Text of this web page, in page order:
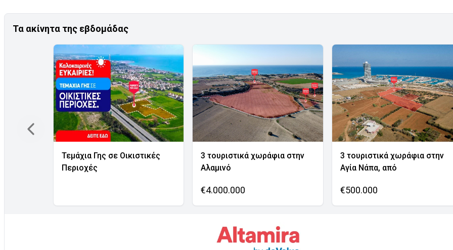
Τα ακίνητα της εβδομάδας
Τεμάχια Γης σε Οικιστικές
Περιοχές
3 τουριστικά χωράφια στην
Αλαμινό
€4.000.000
3 τουριστικά χωράφια στην
Αγία Νάπα, από
€500.000